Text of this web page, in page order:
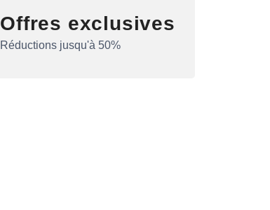
Offres exclusives
Réductions jusqu'à 50%